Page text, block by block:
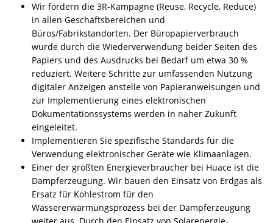
Wir fördern die 3R-Kampagne (Reuse, Recycle, Reduce)
in allen Geschäftsbereichen und
Büros/Fabrikstandorten. Der Büropapierverbrauch
wurde durch die Wiederverwendung beider Seiten des
Papiers und des Ausdrucks bei Bedarf um etwa 30 %
reduziert. Weitere Schritte zur umfassenden Nutzung
digitaler Anzeigen anstelle von Papieranweisungen und
zur Implementierung eines elektronischen
Dokumentationssystems werden in naher Zukunft
eingeleitet.
Implementieren Sie spezifische Standards für die
Verwendung elektronischer Geräte wie Klimaanlagen.
Einer der größten Energieverbraucher bei Huace ist die
Dampferzeugung. Wir bauen den Einsatz von Erdgas als
Ersatz für Kohlestrom für den
Wassererwärmungsprozess bei der Dampferzeugung